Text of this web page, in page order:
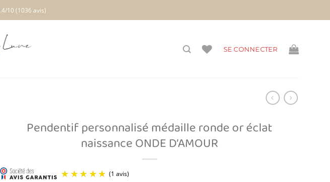
SE CONNECTER
Pendentif personnalisé médaille ronde or éclat
naissance ONDE D’AMOUR